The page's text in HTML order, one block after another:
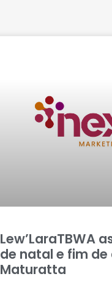
Lew’LaraTBWA
de natal e fim
Maturatta